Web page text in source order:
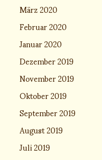
März 2020
Februar 2020
Januar 2020
Dezember 2019
November 2019
Oktober 2019
September 2019
August 2019
Juli 2019